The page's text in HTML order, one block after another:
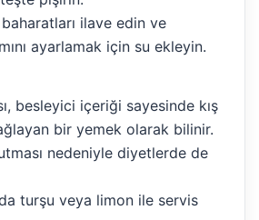
ilave edin ve
ayarlamak için su ekleyin.
besleyici içeriği sayesinde kış
bir yemek olarak bilinir.
nedeniyle diyetlerde de
turşu veya limon ile servis